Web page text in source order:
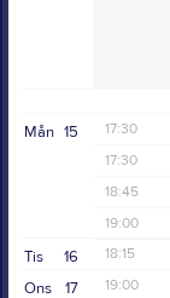
15
Mån 17:30
19:00
17:30
19:00
18:45
20:15
19:00
21:00
16
Tis 18:15
17
Ons 19:00